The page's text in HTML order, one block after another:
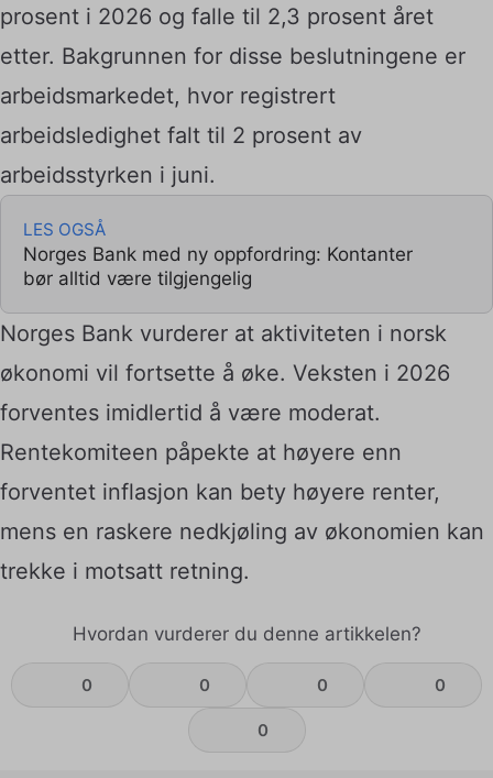
prosent i 2026 og falle til 2,3 prosent året
etter. Bakgrunnen for disse beslutningene er
arbeidsmarkedet, hvor registrert
arbeidsledighet falt til 2 prosent av
arbeidsstyrken i juni.
LES OGSÅ
Norges Bank med ny oppfordring: Kontanter
bør alltid være tilgjengelig
Norges Bank vurderer at aktiviteten i norsk
økonomi vil fortsette å øke. Veksten i 2026
forventes imidlertid å være moderat.
Rentekomiteen påpekte at høyere enn
forventet inflasjon kan bety høyere renter,
mens en raskere nedkjøling av økonomien kan
trekke i motsatt retning.
Hvordan vurderer du denne artikkelen?
0 0 0 0
0